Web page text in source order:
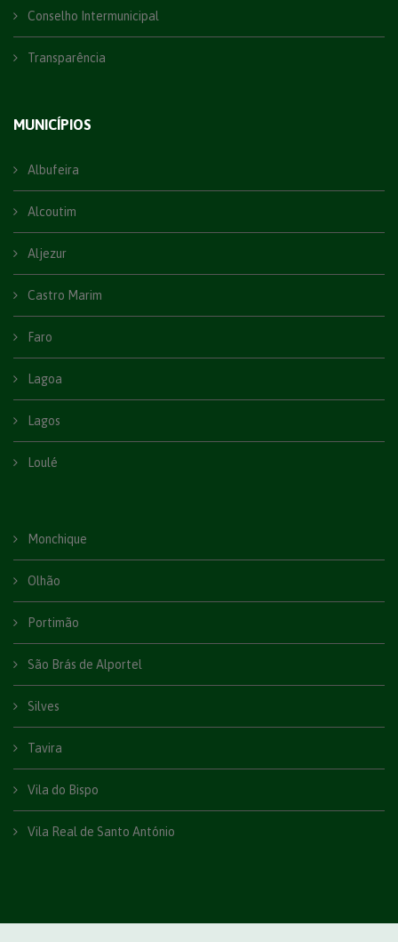
Conselho Intermunicipal
Transparência
MUNICÍPIOS
Albufeira
Alcoutim
Aljezur
Castro Marim
Faro
Lagoa
Lagos
Loulé
Monchique
Olhão
Portimão
São Brás de Alportel
Silves
Tavira
Vila do Bispo
Vila Real de Santo António